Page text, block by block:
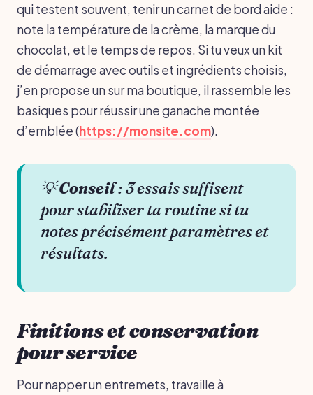
qui testent souvent, tenir un carnet de bord aide :
note la température de la crème, la marque du
chocolat, et le temps de repos. Si tu veux un kit
de démarrage avec outils et ingrédients choisis,
j’en propose un sur ma boutique, il rassemble les
basiques pour réussir une ganache montée
d’emblée (https://monsite.com).
💡Conseil: 3 essais suffisent
pour stabiliser ta routine si tu
notes précisément paramètres et
résultats.
Finitions et conservation
pour service
Pour napper un entremets, travaille à